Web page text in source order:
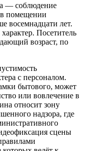
— соблюдение
в помещении
восемнадцати лет.
Посетитель
возраст, по
с персоналом.
бытового, может
или вовлечение в
относит зону
надзора, где
сцены